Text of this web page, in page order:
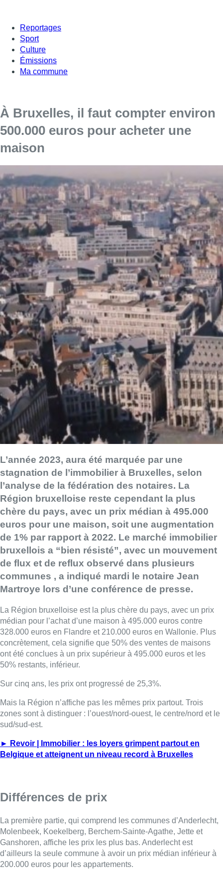
Reportages
Sport
Culture
Émissions
Ma commune
À Bruxelles, il faut compter environ
500.000 euros pour acheter une
maison
L’année 2023, aura été marquée par une
stagnation de l’immobilier à Bruxelles, selon
l’analyse de la fédération des notaires. La
Région bruxelloise reste cependant la plus
chère du pays, avec un prix médian à 495.000
euros pour une maison, soit une augmentation
de 1% par rapport à 2022. Le marché immobilier
bruxellois a “bien résisté”, avec un mouvement
de flux et de reflux observé dans plusieurs
communes , a indiqué mardi le notaire Jean
Martroye lors d’une conférence de presse.
La Région bruxelloise est la plus chère du pays, avec un prix
médian pour l’achat d’une maison à 495.000 euros contre
328.000 euros en Flandre et 210.000 euros en Wallonie. Plus
concrètement, cela signifie que 50% des ventes de maisons
ont été conclues à un prix supérieur à 495.000 euros et les
50% restants, inférieur.
Sur cinq ans, les prix ont progressé de 25,3%.
Mais la Région n’affiche pas les mêmes prix partout. Trois
zones sont à distinguer : l’ouest/nord-ouest, le centre/nord et le
sud/sud-est.
► Revoir | Immobilier : les loyers grimpent partout en
Belgique et atteignent un niveau record à Bruxelles
Différences de prix
La première partie, qui comprend les communes d’Anderlecht,
Molenbeek, Koekelberg, Berchem-Sainte-Agathe, Jette et
Ganshoren, affiche les prix les plus bas. Anderlecht est
d’ailleurs la seule commune à avoir un prix médian inférieur à
200.000 euros pour les appartements.